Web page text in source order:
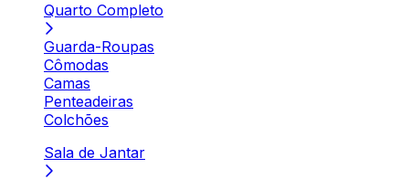
Quarto Completo
Guarda-Roupas
Cômodas
Camas
Penteadeiras
Colchões
Sala de Jantar